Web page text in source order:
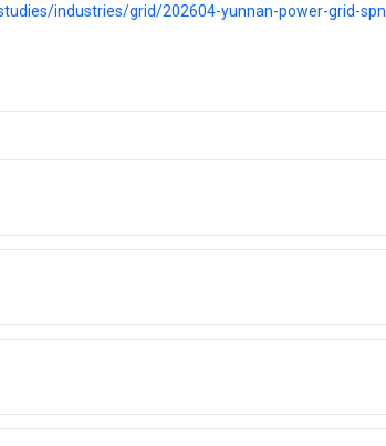
industries/grid/202604-yunnan-power-grid-spn